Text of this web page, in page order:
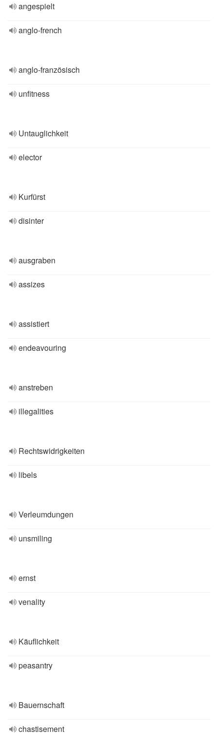
angespielt
anglo-french
anglo-französisch
unfitness
Untauglichkeit
elector
Kurfürst
disinter
ausgraben
assizes
assistiert
endeavouring
anstreben
illegalities
Rechtswidrigkeiten
libels
Verleumdungen
unsmiling
ernst
venality
Käuflichkeit
peasantry
Bauernschaft
chastisement